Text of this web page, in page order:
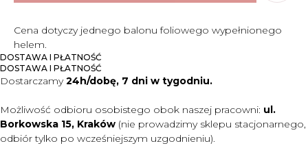
Cena dotyczy jednego balonu foliowego wypełnionego
helem.
DOSTAWA I PŁATNOŚĆ
DOSTAWA I PŁATNOŚĆ
Dostarczamy24h/dobę, 7 dni w tygodniu.
Możliwość odbioru osobistego obok naszej pracowni: ul.
Borkowska 15, Kraków (nie prowadzimy sklepu stacjonarnego,
odbiór tylko po wcześniejszym uzgodnieniu).